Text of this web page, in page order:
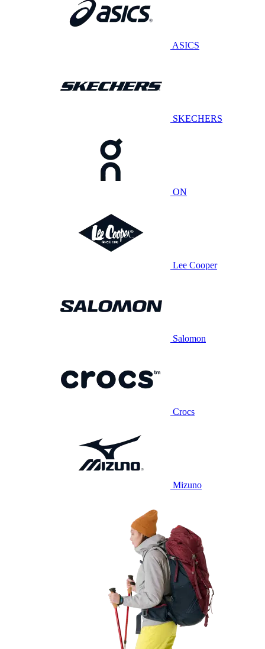
ASICS
SKECHERS
ON
Lee Cooper
Salomon
Crocs
Mizuno